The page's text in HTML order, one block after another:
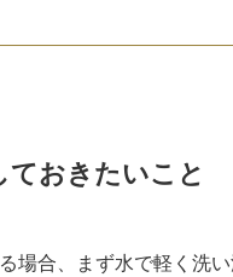
おきたいこと
場合、まず水で軽く洗